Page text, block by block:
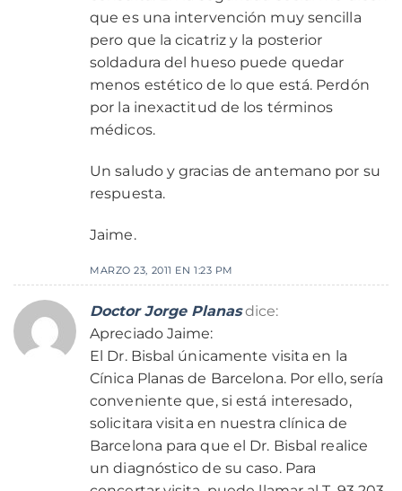
que es una intervención muy sencilla
pero que la cicatriz y la posterior
soldadura del hueso puede quedar
menos estético de lo que está. Perdón
por la inexactitud de los términos
médicos.
Un saludo y gracias de antemano por su
respuesta.
Jaime.
MARZO 23, 2011 EN 1:23 PM
Doctor Jorge Planas dice:
Apreciado Jaime:
El Dr. Bisbal únicamente visita en la
Cínica Planas de Barcelona. Por ello, sería
conveniente que, si está interesado,
solicitara visita en nuestra clínica de
Barcelona para que el Dr. Bisbal realice
un diagnóstico de su caso. Para